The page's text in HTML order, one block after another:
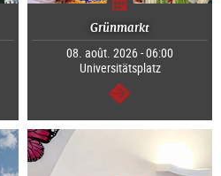
Grünmarkt
08. août. 2026 - 06:00
Universitätsplatz
Continuer